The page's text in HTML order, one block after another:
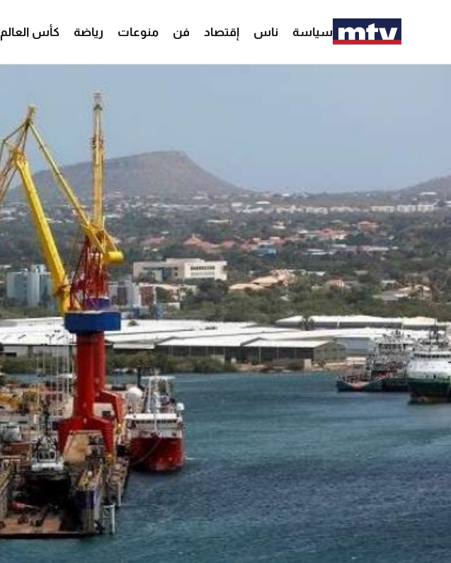
سياسة ناس إقتصاد فن منوعات رياضة كأس العالم